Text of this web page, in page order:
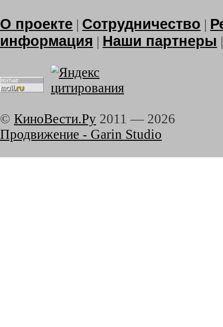
О проекте | Сотрудничество |
информация | Наши партнеры
© КиноВести.Ру 2011 — 2026
Продвижение - Garin Studio